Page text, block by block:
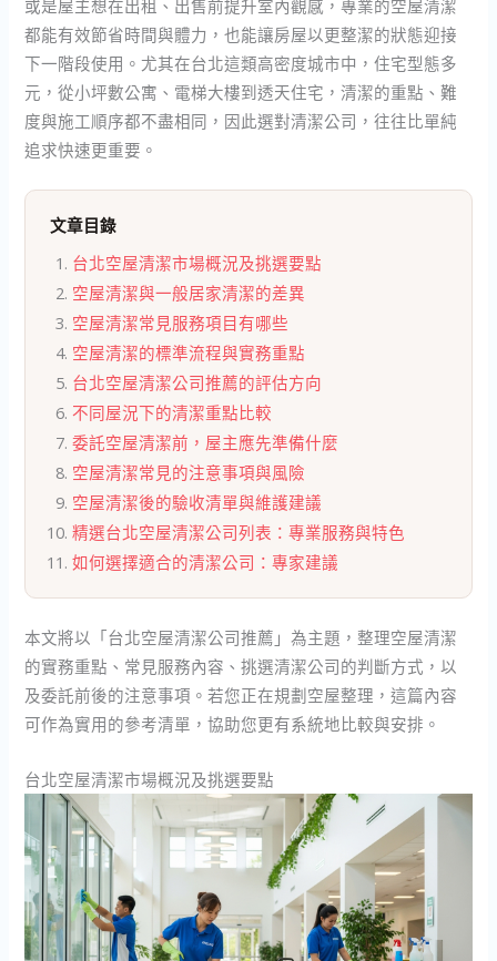
或是屋主想在出租、出售前提升室內觀感，專業的空屋清潔
都能有效節省時間與體力，也能讓房屋以更整潔的狀態迎接
下一階段使用。尤其在台北這類高密度城市中，住宅型態多
元，從小坪數公寓、電梯大樓到透天住宅，清潔的重點、難
度與施工順序都不盡相同，因此選對清潔公司，往往比單純
追求快速更重要。
文章目錄
台北空屋清潔市場概況及挑選要點
空屋清潔與一般居家清潔的差異
空屋清潔常見服務項目有哪些
空屋清潔的標準流程與實務重點
台北空屋清潔公司推薦的評估方向
不同屋況下的清潔重點比較
委託空屋清潔前，屋主應先準備什麼
空屋清潔常見的注意事項與風險
空屋清潔後的驗收清單與維護建議
精選台北空屋清潔公司列表：專業服務與特色
如何選擇適合的清潔公司：專家建議
本文將以「台北空屋清潔公司推薦」為主題，整理空屋清潔
的實務重點、常見服務內容、挑選清潔公司的判斷方式，以
及委託前後的注意事項。若您正在規劃空屋整理，這篇內容
可作為實用的參考清單，協助您更有系統地比較與安排。
台北空屋清潔市場概況及挑選要點